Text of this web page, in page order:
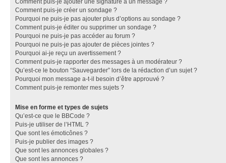
Comment puis-je créer un sondage ?
Pourquoi ne puis-je pas ajouter plus d’options au sondage ?
Comment puis-je éditer ou supprimer un sondage ?
Pourquoi ne puis-je pas accéder au forum ?
Pourquoi ne puis-je pas ajouter de pièces jointes ?
Pourquoi ai-je reçu un avertissement ?
Comment puis-je rapporter des messages à un modérateur ?
Qu’est-ce le bouton “Sauvegarder” lors de la rédaction d’un sujet ?
Pourquoi mon message a-t-il besoin d’être approuvé ?
Comment puis-je remonter mes sujets ?
Mise en forme et types de sujets
Qu’est-ce que le BBCode ?
Puis-je utiliser de l’HTML ?
Que sont les émoticônes ?
Puis-je publier des images ?
Que sont les annonces globales ?
Que sont les annonces ?